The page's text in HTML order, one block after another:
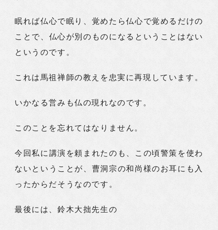
眠れば仏心で眠り、覚めたら仏心で覚めるだけの
ことで、仏心が別のものになるということはない
というのです。
これは馬祖禅師の教えを忠実に再現しています。
いかなる営みも仏の現れなのです。
このことを忘れてはなりません。
今回私に講演を頼まれたのも、この頃警策を使わ
ないということが、曹洞宗の和尚様のお耳にも入
ったからだそうなのです。
最後には、鈴木大拙先生の